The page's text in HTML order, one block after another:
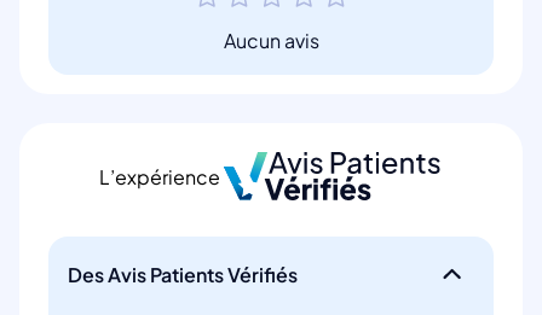
Aucun avis
L’expérience
Des Avis Patients Vérifiés